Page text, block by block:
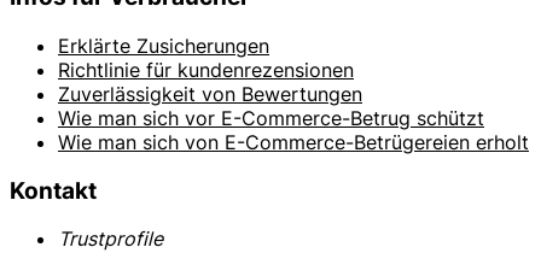
Erklärte Zusicherungen
Richtlinie für kundenrezensionen
Zuverlässigkeit von Bewertungen
Wie man sich vor E-Commerce-Betrug schützt
Wie man sich von E-Commerce-Betrügereien erholt
Kontakt
Trustprofile